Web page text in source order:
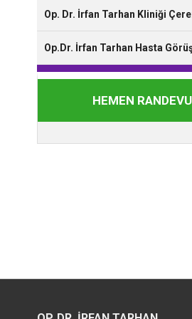
Op. Dr. İrfan Tarhan Kliniği
Op.Dr. İrfan Tarhan Hasta
HEMEN